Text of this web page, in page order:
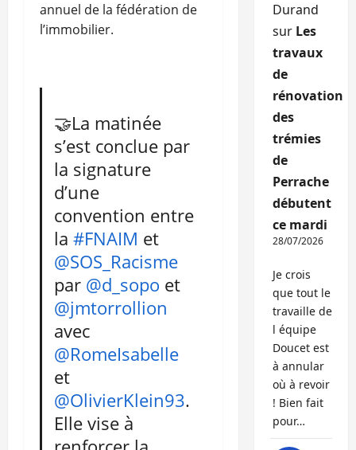
annuel de la fédération de
l’immobilier.
🤝La matinée
s’est conclue par
la signature
d’une
convention entre
la#FNAIM et
@SOS_Racisme
par @d_sopo et
@jmtorrollion
avec
@RomeIsabelle
et
@OlivierKlein93.
Elle vise à
Durand
sur Les
travaux
de
rénovation
des
trémies
de
Perrache
débutent
ce mardi
28/07/2026
Je crois
que tout le
travaille de
l équipe
Doucet est
à annular
où à revoir
! Bien fait
pour…